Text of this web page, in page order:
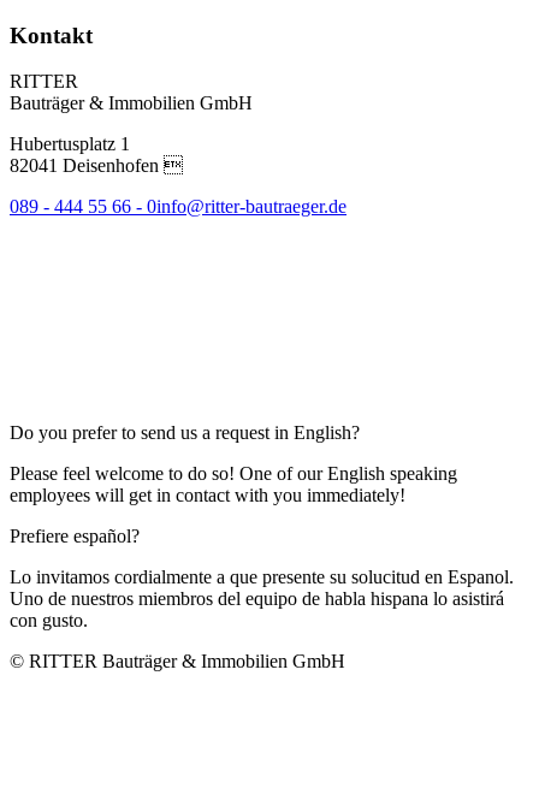
Kontakt
RITTER
Bauträger & Immobilien GmbH
Hubertusplatz 1
82041 Deisenhofen 
089 - 444 55 66 - 0info@ritter-bautraeger.de
Do you prefer to send us a request in English?
Please feel welcome to do so! One of our English speaking
employees will get in contact with you immediately!
Prefiere español?
Lo invitamos cordialmente a que presente su solucitud en Espanol.
Uno de nuestros miembros del equipo de habla hispana lo asistirá
con gusto.
© RITTER Bauträger & Immobilien GmbH